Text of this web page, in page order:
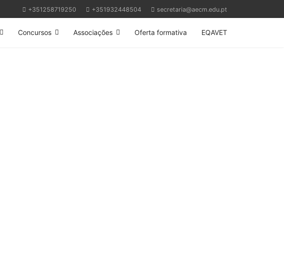
+351258719250 +351932448504 secretaria@aecm.edu.pt
Concursos Associações Oferta formativa EQAVET